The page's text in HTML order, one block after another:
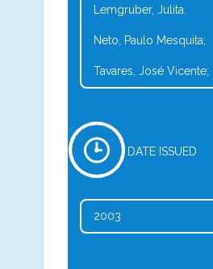
Lemgruber, Julita.
Neto, Paulo Mesquita;
Tavares, José Vicente;
DATE ISSUED
2003